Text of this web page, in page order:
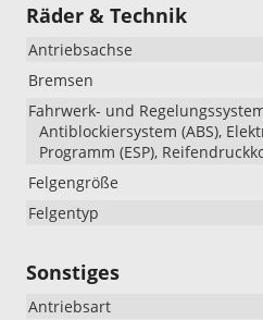
Räder & Technik
Antriebsachse
Bremsen
Fahrwerk- und
Antiblockiersystem (ABS),
Programm (ESP),
Felgengröße
Felgentyp
Sonstiges
Antriebsart